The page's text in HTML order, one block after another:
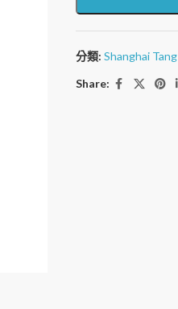
分類: Shanghai Tang
Share: